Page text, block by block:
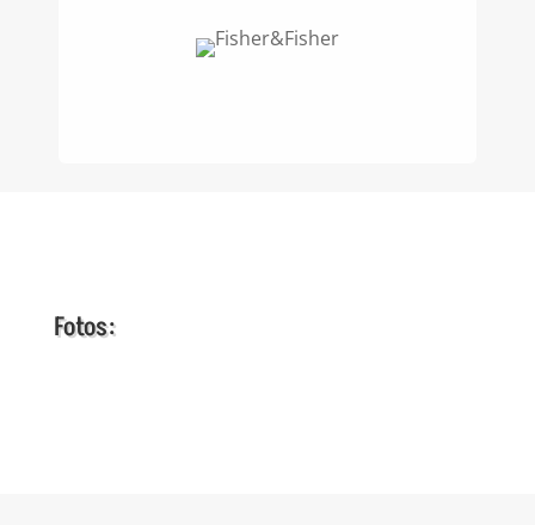
Fotos:
Fisher&Fisher